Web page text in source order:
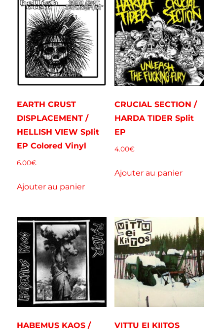
EARTH CRUST
DISPLACEMENT /
HELLISH VIEW Split
EP Colored Vinyl
6.00€
Ajouter au panier
CRUCIAL SECTION /
HARDA TIDER Split
EP
4.00€
Ajouter au panier
HABEMUS KAOS /
VITTU EI KIITOS